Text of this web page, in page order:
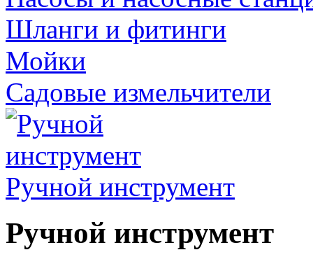
Шланги и фитинги
Мойки
Садовые измельчители
Ручной инструмент
Ручной инструмент